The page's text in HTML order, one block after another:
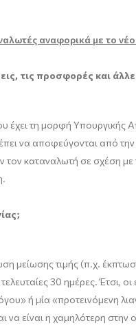
αναφορικά με το
τις προσφορές και
έχει τη μορφή
να αποφεύγονται από
καταναλωτή σε σχέση
μείωσης τιμής (π.χ.
30 ημέρες. Έτσι,
ή μία «προτεινόμενη
να είναι η χαμηλότερη